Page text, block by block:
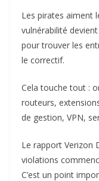
Les pirates aiment
vulnérabilité
pour trouver les
le correctif.
Cela touche tout :
routeurs,
de gestion, VPN,
Le rapport Verizon
violations
C’est un point